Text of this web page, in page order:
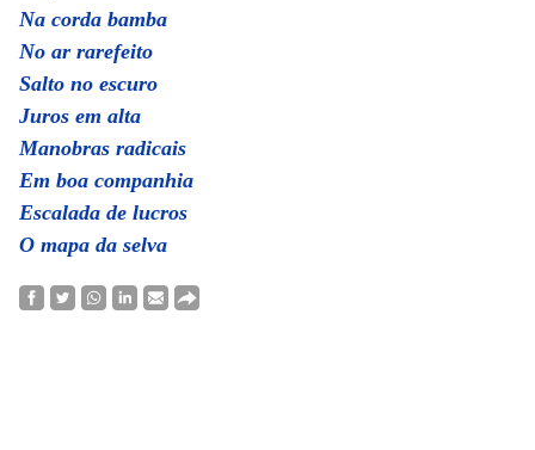
Na corda bamba
No ar rarefeito
Salto no escuro
Juros em alta
Manobras radicais
Em boa companhia
Escalada de lucros
O mapa da selva